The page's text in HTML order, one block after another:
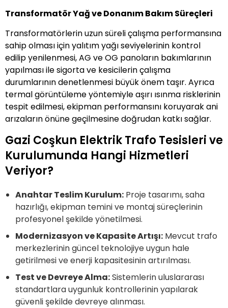
Transformatör Yağ ve Donanım Bakım Süreçleri
Transformatörlerin uzun süreli çalışma performansına
sahip olması için yalıtım yağı seviyelerinin kontrol
edilip yenilenmesi, AG ve OG panoların bakımlarının
yapılması ile sigorta ve kesicilerin çalışma
durumlarının denetlenmesi büyük önem taşır. Ayrıca
termal görüntüleme yöntemiyle aşırı ısınma risklerinin
tespit edilmesi, ekipman performansını koruyarak ani
arızaların önüne geçilmesine doğrudan katkı sağlar.
Gazi Coşkun Elektrik Trafo Tesisleri ve
Kurulumunda Hangi Hizmetleri
Veriyor?
Anahtar Teslim Kurulum: Proje tasarımı, saha
hazırlığı, ekipman temini ve montaj süreçlerinin
profesyonel şekilde yönetilmesi.
Modernizasyon ve Kapasite Artışı: Mevcut trafo
merkezlerinin güncel teknolojiye uygun hale
getirilmesi ve enerji kapasitesinin artırılması.
Test ve Devreye Alma:Sistemlerin uluslararası
standartlara uygunluk kontrollerinin yapılarak
güvenli şekilde devreye alınması.